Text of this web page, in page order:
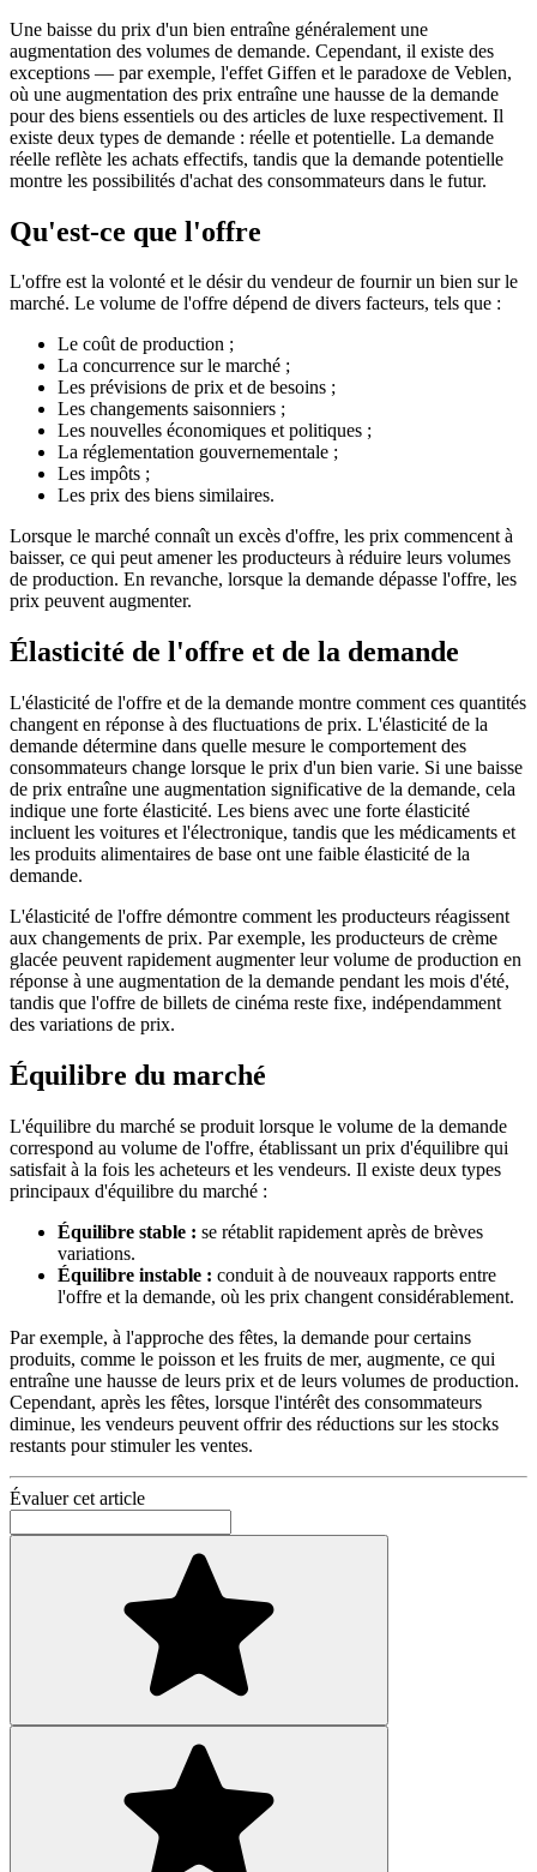
Une baisse du prix d'un bien entraîne généralement une
augmentation des volumes de demande. Cependant, il existe des
exceptions — par exemple, l'effet Giffen et le paradoxe de Veblen,
où une augmentation des prix entraîne une hausse de la demande
pour des biens essentiels ou des articles de luxe respectivement. Il
existe deux types de demande : réelle et potentielle. La demande
réelle reflète les achats effectifs, tandis que la demande potentielle
montre les possibilités d'achat des consommateurs dans le futur.
Qu'est-ce que l'offre
L'offre est la volonté et le désir du vendeur de fournir un bien sur le
marché. Le volume de l'offre dépend de divers facteurs, tels que :
Le coût de production ;
La concurrence sur le marché ;
Les prévisions de prix et de besoins ;
Les changements saisonniers ;
Les nouvelles économiques et politiques ;
La réglementation gouvernementale ;
Les impôts ;
Les prix des biens similaires.
Lorsque le marché connaît un excès d'offre, les prix commencent à
baisser, ce qui peut amener les producteurs à réduire leurs volumes
de production. En revanche, lorsque la demande dépasse l'offre, les
prix peuvent augmenter.
Élasticité de l'offre et de la demande
L'élasticité de l'offre et de la demande montre comment ces quantités
changent en réponse à des fluctuations de prix. L'élasticité de la
demande détermine dans quelle mesure le comportement des
consommateurs change lorsque le prix d'un bien varie. Si une baisse
de prix entraîne une augmentation significative de la demande, cela
indique une forte élasticité. Les biens avec une forte élasticité
incluent les voitures et l'électronique, tandis que les médicaments et
les produits alimentaires de base ont une faible élasticité de la
demande.
L'élasticité de l'offre démontre comment les producteurs réagissent
aux changements de prix. Par exemple, les producteurs de crème
glacée peuvent rapidement augmenter leur volume de production en
réponse à une augmentation de la demande pendant les mois d'été,
tandis que l'offre de billets de cinéma reste fixe, indépendamment
des variations de prix.
Équilibre du marché
L'équilibre du marché se produit lorsque le volume de la demande
correspond au volume de l'offre, établissant un prix d'équilibre qui
satisfait à la fois les acheteurs et les vendeurs. Il existe deux types
principaux d'équilibre du marché :
Équilibre stable : se rétablit rapidement après de brèves
variations.
Équilibre instable : conduit à de nouveaux rapports entre
l'offre et la demande, où les prix changent considérablement.
Par exemple, à l'approche des fêtes, la demande pour certains
produits, comme le poisson et les fruits de mer, augmente, ce qui
entraîne une hausse de leurs prix et de leurs volumes de production.
Cependant, après les fêtes, lorsque l'intérêt des consommateurs
diminue, les vendeurs peuvent offrir des réductions sur les stocks
restants pour stimuler les ventes.
Évaluer cet article